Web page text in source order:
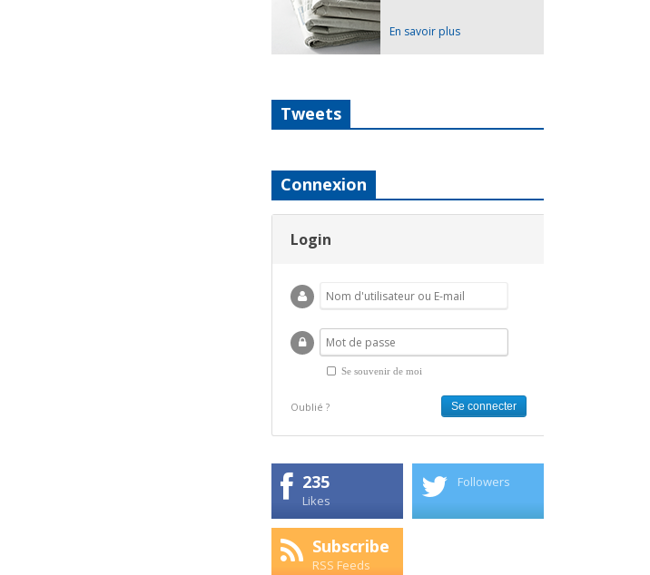
En savoir plus
Tweets
Connexion
Login
Se souvenir de moi
Oublié ?
235
Likes
Followers
Subscribe
RSS Feeds